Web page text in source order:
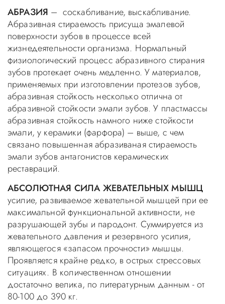
АБРАЗИЯ – соскабливание, выскабливание.
Абразивная стираемость присуща эмалевой
поверхности зубов в процессе всей
жизнедеятельности организма. Нормальный
физиологический процесс абразивного стирания
зубов протекает очень медленно. У материалов,
применяемых при изготовлении протезов зубов,
абразивная стойкость несколько отлична от
абразивной стойкости эмали зубов. У пластмассы
абразивная стойкость намного ниже стойкости
эмали, у керамики (фарфора) – выше, с чем
связано повышенная абразиваная стираемость
эмали зубов антагонистов керамических
реставраций.
АБСОЛЮТНАЯ СИЛА ЖЕВАТЕЛЬНЫХ МЫШЦ
усилие, развиваемое жевательной мышцей при ее
максимальной функциональной активности, не
разрушающей зубы и пародонт. Суммируется из
жевательного давления и резервного усилия,
являющегося «запасом прочности» мышцы.
Проявляется крайне редко, в острых стрессовых
ситуациях. В количественном отношении
достаточно велика, по литературным данным - от
80-100 до 390 кг.